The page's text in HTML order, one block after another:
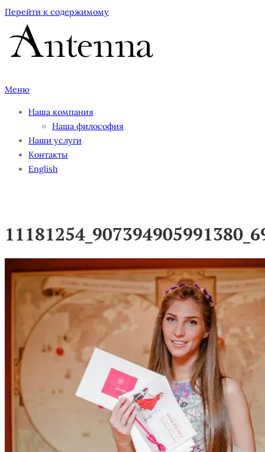
Перейти к содержимому
Меню
Наша компания
Наша философия
Наши услуги
Контакты
English